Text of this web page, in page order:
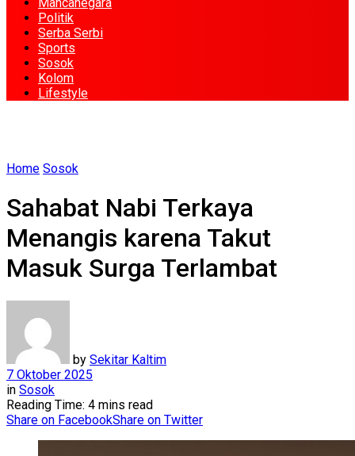
Politik
Serba Serbi
Sports
Sosok
Kolom
Lifestyle
Home Sosok
Sahabat Nabi Terkaya
Menangis karena Takut
Masuk Surga Terlambat
by Sekitar Kaltim
7 Oktober 2025
in Sosok
Reading Time: 4 mins read
Share on FacebookShare on Twitter